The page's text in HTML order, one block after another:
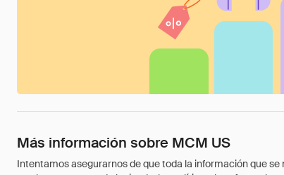
Más información sobre MCM US
Intentamos asegurarnos de que toda la información que